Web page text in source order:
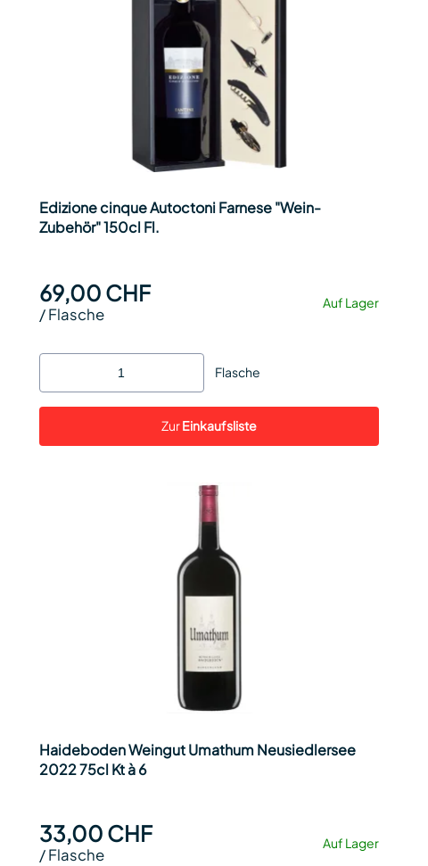
Edizione cinque Autoctoni Farnese "Wein-
Zubehör" 150cl Fl.
Auf Lager
69,00 CHF
/Flasche
Flasche
ZurEinkaufsliste
Haideboden Weingut Umathum Neusiedlersee
2022 75cl Kt à 6
Auf Lager
33,00 CHF
/Flasche